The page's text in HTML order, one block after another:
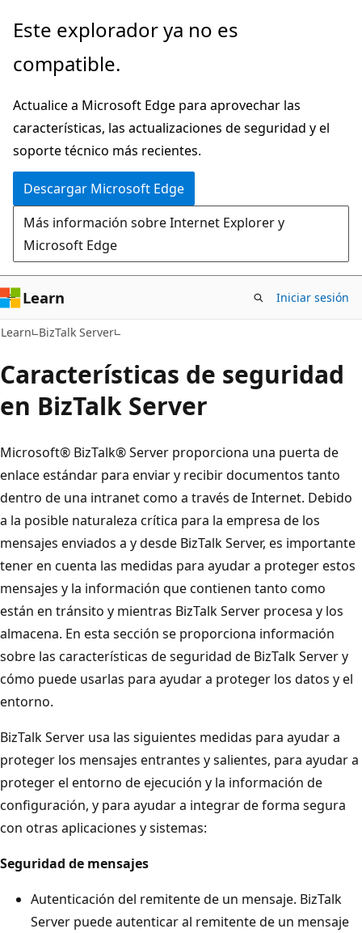
Ir
contenido
Este explorador ya no es
compatible.
Actualice a Microsoft Edge para aprovechar las
características, las actualizaciones de seguridad y el
soporte técnico más recientes.
Descargar Microsoft Edge
Más información sobre Internet Explorer y
Microsoft Edge
Learn Iniciar sesión
Learn BizTalk Server
Características de seguridad
en BizTalk Server
Microsoft® BizTalk® Server proporciona una puerta de
enlace estándar para enviar y recibir documentos tanto
dentro de una intranet como a través de Internet. Debido
a la posible naturaleza crítica para la empresa de los
mensajes enviados a y desde BizTalk Server, es importante
tener en cuenta las medidas para ayudar a proteger estos
mensajes y la información que contienen tanto como
están en tránsito y mientras BizTalk Server procesa y los
almacena. En esta sección se proporciona información
sobre las características de seguridad de BizTalk Server y
cómo puede usarlas para ayudar a proteger los datos y el
entorno.
BizTalk Server usa las siguientes medidas para ayudar a
proteger los mensajes entrantes y salientes, para ayudar a
proteger el entorno de ejecución y la información de
configuración, y para ayudar a integrar de forma segura
con otras aplicaciones y sistemas:
Seguridad de mensajes
Autenticación del remitente de un mensaje. BizTalk
Server puede autenticar al remitente de un mensaje